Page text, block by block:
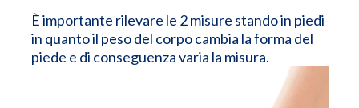
È importante rilevare le 2 misure stando in piedi
in quanto il peso del corpo cambia la forma del
piede e di conseguenza varia la misura.